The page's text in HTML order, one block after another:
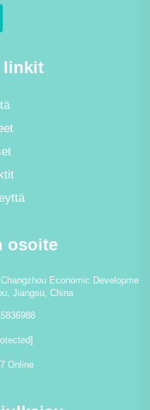
linkit
osoite
Economic Developme
Jiangsu, China
Online